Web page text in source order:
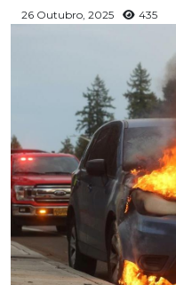
26 Outubro, 2025 435